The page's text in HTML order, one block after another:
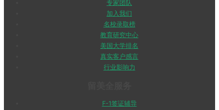
专家团队
加入我们
名校录取榜
教育研究中心
美国大学排名
真实客户感言
行业影响力
F-1签证辅导